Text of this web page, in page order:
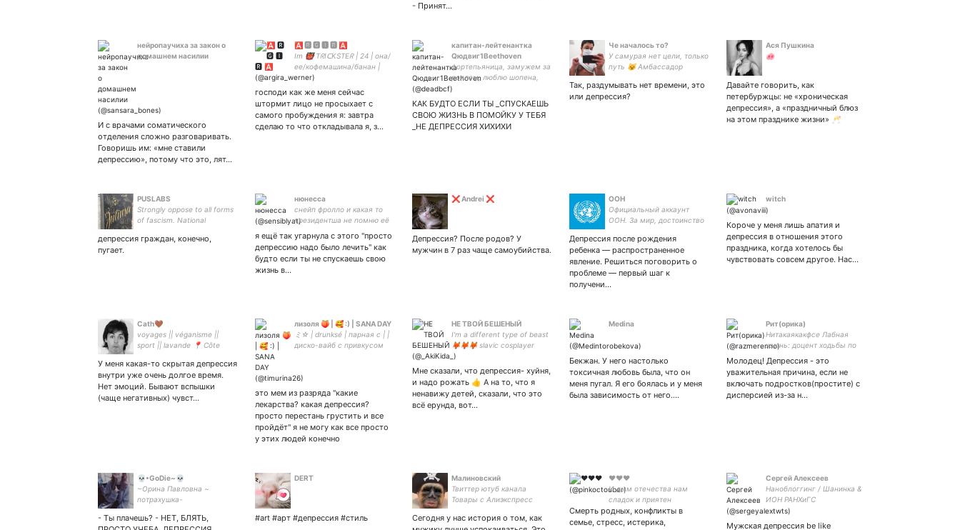
- Принят…
нейропаучиха за закон о
домашнем насилии
И с врачами соматического
отделения сложно разговаривать.
Говоришь им: «мне ставили
депрессию», потому что это, лят…
🅰 🆁 🅶 🅸 🆁 🅰
Im 👹 TᖇIᑕKSTEᖇ | 24 | она/
ее/кофемашина/банан |
#horny | общительна | не
взаимна | хочу чарли для
F!Dennis |🎄🍋🚕 БИО:
господи как же меня сейчас
штормит лицо не просыхает с
самого пробуждения я: завтра
сделаю то что откладывала я, з…
капитан-лейтенантка
Qюдвиг1Beethoven
фортепьяница, замужем за
роялем, люблю шопена,
гульда, шостаковича и
нижегородской гэбни,
местный бюджетный
г*ббельс
КАК БУДТО ЕСЛИ ТЫ _СПУСКАЕШЬ
СВОЮ ЖИЗНЬ В ПОМОЙКУ У ТЕБЯ
_НЕ ДЕПРЕССИЯ ХИХИХИ
Че началось то?
У самурая нет цели, только
путь 😼 Амбассадор
клеющих телочек в
интернетике.
Так, раздумывать нет времени, это
или депрессия?
Ася Пушкина
🐽
Давайте говорить, как
петербуржцы: не «хроническая
депрессия», а «праздничный блюз
на этом празднике жизни» 🥂
PUSLABS
Strongly oppose to all forms
of fascism. National
greatest values. Our
депрессия граждан, конечно,
пугает.
нюнесса
снейп фролло и какая то
президентша не помню её
её диагноз скажет f60.3
я ещё так угарнула с этого "просто
депрессию надо было лечить" как
будто если ты не спускаешь свою
жизнь в…
❌ Andrei ❌
Депрессия? После родов? У
мужчин в 7 раз чаще самоубийства.
ООН
Официальный аккаунт
ООН. За мир, достоинство
планете.
Депрессия после рождения
ребенка — распространенное
явление. Решиться поговорить о
проблеме — первый шаг к
получени…
witch
Короче у меня лишь апатия и
депрессия в отношения этого
праздника, когда хотелось бы
чувствовать совсем другое. Нас…
Cath🤎
voyages || véganisme ||
sport || lavande 📍 Côte
У меня какая-то скрытая депрессия
внутри уже очень долгое время.
Нет эмоций. Бывают вспышки
(чаще негативных) чувст…
лизоля 🍑 | 🥰 :) | SANA DAY
ミ☆ | drunksé | парная с | |
диско-вайб с привкусом
snowdrop | TOUR 'Ⅲ' | soojin
это мем из разряда "какие
лекарства? какая депрессия?
просто перестань грустить и все
пройдёт" я не могу как все просто
у этих людей конечно
НЕ ТВОЙ БЕШЕНЫЙ
I'm a different type of beast
🦊🦊🦊 slavic cosplayer
cover dancer
Мне сказали, что депрессия- хуйня,
и надо рожать 👍 А на то, что я
ненавижу детей, сказали, что это
всё ерунда, вот…
Medina
Бекжан. У него настолько
токсичная любовь была, что он
меня пугал. Я его боялась и у меня
была зависимость от него.…
Pит(oрика)
Нитакаякакфсе Лабная
жизнь: доцент ходьбы по
тревожных наук #РПП
Молодец! Депрессия - это
уважительная причина, если не
включать подростков(простите) с
дисперсией из-за н…
💀•GoDie~💀
~Орина Павловна ~
потрахушка-
МОИ КЕМЫ ~слишком
- Ты плачешь? - НЕТ, БЛЯТЬ,
DERT
#art #арт #депрессия #стиль
Малиновский
Твиттер ютуб канала
Товары с Алиэкспресс
#взаимныйфолловинг
Сегодня у нас история о том, как
❤️❤️❤️
И дым отечества нам
сладок и приятен
Смерть родных, конфликты в
семье, стресс, истерика,
Сергей Алексеев
Наноблоггинг / Шанинка &
ИОН РАНХиГС
Мужская депрессия be like